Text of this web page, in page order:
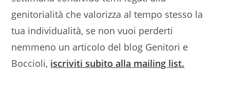
genitorialità che valorizza al tempo stesso la
tua individualità, se non vuoi perderti
nemmeno un articolo del blog Genitori e
Boccioli, iscriviti subito alla mailing list.